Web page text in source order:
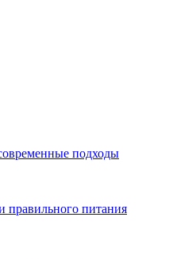
подходы
правильного питания